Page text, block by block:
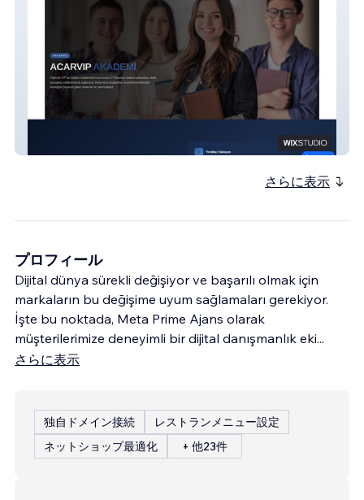
さらに表示
プロフィール
Dijital dünya sürekli değişiyor ve başarılı olmak için
markaların bu değişime uyum sağlamaları gerekiyor.
İşte bu noktada, Meta Prime Ajans olarak
müşterilerimize deneyimli bir dijital danışmanlık eki...
さらに表示
独自ドメイン接続
レストランメニュー設定
ネットショップ最適化
+ 他23件